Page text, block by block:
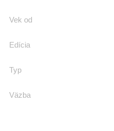
Vek od
Edícia
Typ
Väzba